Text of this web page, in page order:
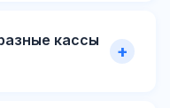
кассы